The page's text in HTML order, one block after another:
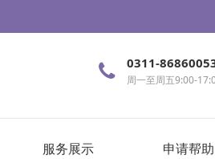
0311-
周一至周五9:00-
服务展示
申请帮助